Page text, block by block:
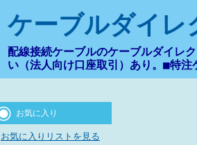
ケーブルダイレ
配線接続ケーブルのケーブルダイレ
い（法人向け口座取引）あり。■特注
お気に入り
お気に入りリストを見る